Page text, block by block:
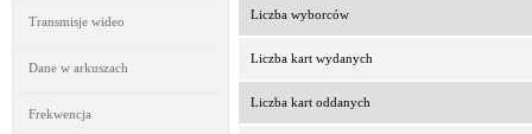
Transmisje wideo
Dane w arkuszach
Frekwencja
Liczba wyborców
Liczba kart wydanych
Liczba kart oddanych